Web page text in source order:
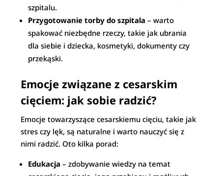
szpitalu.
Przygotowanie torby do szpitala – warto
spakować niezbędne rzeczy, takie jak ubrania
dla siebie i dziecka, kosmetyki, dokumenty czy
przekąski.
Emocje związane z cesarskim
cięciem: jak sobie radzić?
Emocje towarzyszące cesarskiemu cięciu, takie jak
stres czy lęk, są naturalne i warto nauczyć się z
nimi radzić. Oto kilka porad:
Edukacja – zdobywanie wiedzy na temat